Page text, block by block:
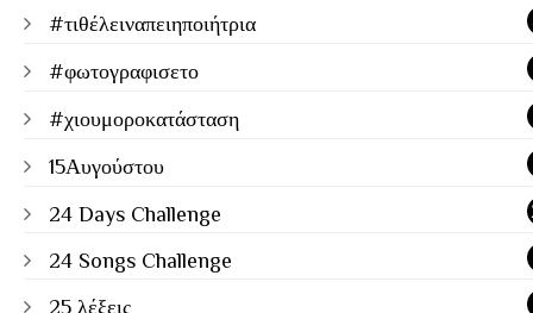
#τιθέλειναπειηποιήτρια
#φωτογραφισετο
#χιουμοροκατάσταση
15Αυγούστου
24 Days Challenge
24 Songs Challenge
25 λέξεις